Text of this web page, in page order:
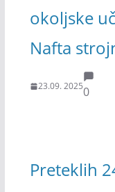
okoljske
Nafta
23.09. 20250
Preteklih